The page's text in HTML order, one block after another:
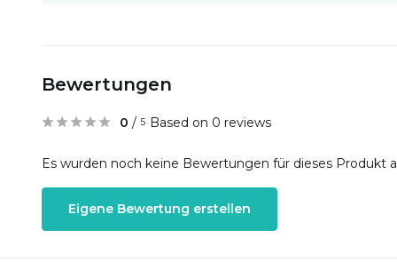
Bewertungen
0 / 5 Based on 0 reviews
Es wurden noch keine Bewertungen für dieses Produkt
Eigene Bewertung erstellen